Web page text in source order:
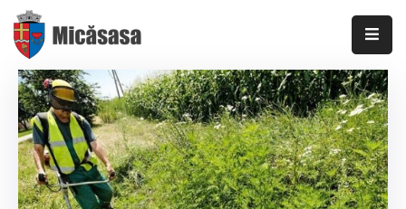
DESPRE
INFORMAȚII
DE
INTERES
PUBLIC